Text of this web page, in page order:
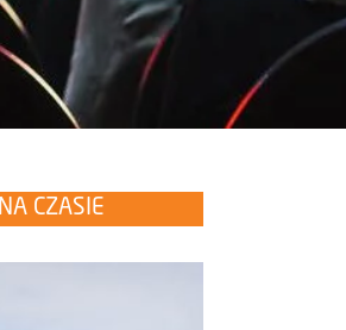
NA CZASIE